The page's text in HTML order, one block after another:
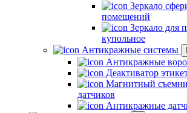
Зеркало
помещений
Зеркало для
купольное
Антикражные системы
Антикражные
Деактиватор
Магнитный
датчиков
Антикражные